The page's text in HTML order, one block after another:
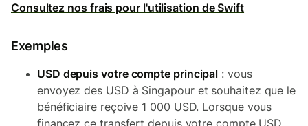
Consultez nos frais pour l'utilisation de Swift
Exemples
USD depuis votre compte principal : vous
envoyez des USD à Singapour et souhaitez que le
bénéficiaire reçoive 1 000 USD. Lorsque vous
financez ce transfert depuis votre compte USD,